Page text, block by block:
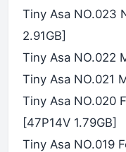
Tiny Asa NO.023
2.91GB]
Tiny Asa NO.022
Tiny Asa NO.021
Tiny Asa NO.020
[47P14V 1.79GB]
Tiny Asa NO.019